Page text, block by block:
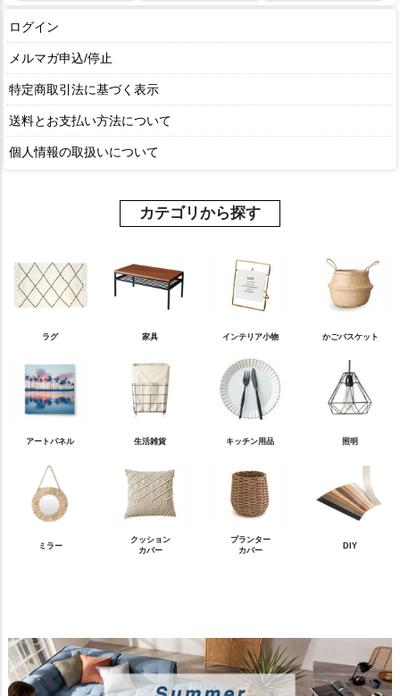
ログイン
メルマガ申込/停止
特定商取引法に基づく表示
送料とお支払い方法について
個人情報の取扱いについて
カテゴリから探す
ラグ 家具 インテリア小物 かごバスケット
アートパネル 生活雑貨 キッチン用品 照明
ミラー
クッション
カバー
プランター
カバー
DIY